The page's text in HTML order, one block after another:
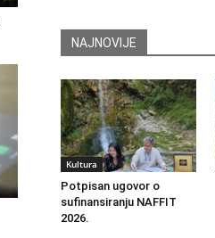
NAJNOVIJE
Kultura
Potpisan ugovor o
sufinansiranju NAFFIT
2026.